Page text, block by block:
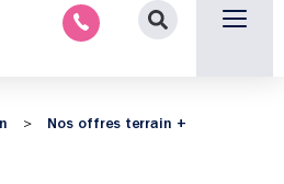
>
Nos offres terrain +